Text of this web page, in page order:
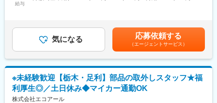
く、早期に独り立ちが可能です。
店舗運営に活かされやすい文化があります。
■キャリアパス：
スタッフ（R CREW）としてご活躍いただいたのち、約1年で店長
ャリアがあります。
■組織構成：
■具体的には：
鉄･銅･プラスチックなど素材に合わせてリサイクルされるため、
細かく取外しを行います。
きます。
■働く魅力：
【安定基盤あり、業績も好調】
給与
／20代／未経験者）・月収25万円（入社1年目／30代／経験者）
賃金はあくまでも目安の金額であり、選考を通じて上下する可能
性があります。月給(月額)は固定手当を含めた表記です。
気になる 応募依頼する
（エージェントサービス）
※未経験歓迎【栃木・足利】部品の取外しスタッフ★福
利厚生◎／土日休み◆マイカー通勤OK
株式会社エコアール